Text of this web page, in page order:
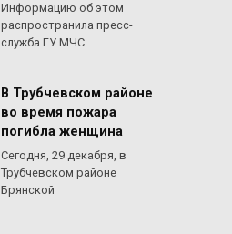
Информацию об этом
распространила пресс-
служба ГУ МЧС
В Трубчевском районе
во время пожара
погибла женщина
Сегодня, 29 декабря, в
Трубчевском районе
Брянской